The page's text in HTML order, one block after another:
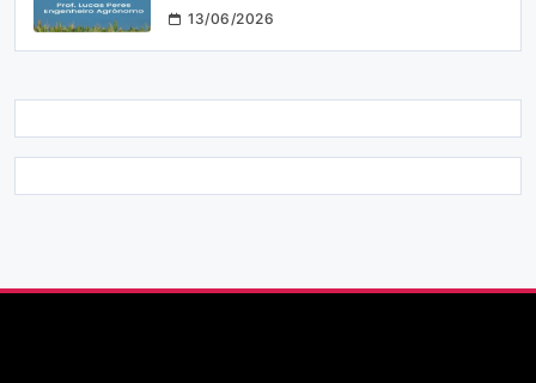
13/06/2026